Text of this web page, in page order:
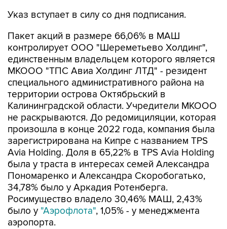
Указ вступает в силу со дня подписания.
Пакет акций в размере 66,06% в МАШ
контролирует ООО "Шереметьево Холдинг",
единственным владельцем которого является
МКООО "ТПС Авиа Холдинг ЛТД" - резидент
специального административного района на
территории острова Октябрьский в
Калининградской области. Учредители МКООО
не раскрываются. До редомициляции, которая
произошла в конце 2022 года, компания была
зарегистрирована на Кипре с названием TPS
Avia Holding. Доля в 65,22% в TPS Avia Holding
была у траста в интересах семей Александра
Пономаренко и Александра Скоробогатько,
34,78% было у Аркадия Ротенберга.
Росимущество владело 30,46% МАШ, 2,43%
было у "Аэрофлота", 1,05% - у менеджмента
аэропорта.